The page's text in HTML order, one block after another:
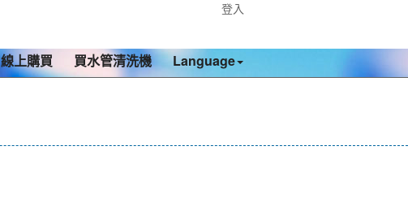
登入
線上購買 買水管清洗機 Language